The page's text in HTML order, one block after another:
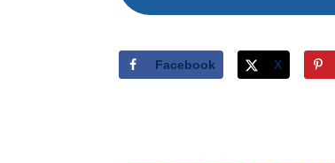
Facebook X